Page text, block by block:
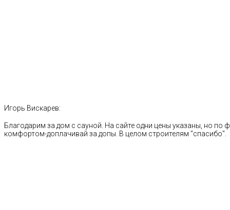
Игорь Вискарев:
Благодарим за дом с сауной. На сайте одни цены указаны, но по
комфортом-доплачивай за допы. В целом строителям "спасибо".